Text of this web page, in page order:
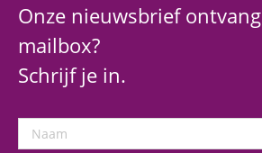
Onze nieuwsbrief
mailbox?
Schrijf je in.
Naam